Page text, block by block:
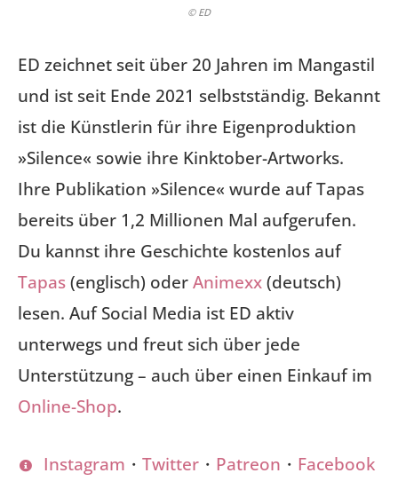
© ED
ED zeichnet seit über 20 Jahren im Mangastil
und ist seit Ende 2021 selbstständig. Bekannt
ist die Künstlerin für ihre Eigenproduktion
»Silence« sowie ihre Kinktober-Artworks.
Ihre Publikation »Silence« wurde auf Tapas
bereits über 1,2 Millionen Mal aufgerufen.
Du kannst ihre Geschichte kostenlos auf
Tapas(englisch) oderAnimexx(deutsch)
lesen. Auf Social Media ist ED aktiv
unterwegs und freut sich über jede
Unterstützung – auch über einen Einkauf im
Online-Shop.
Instagram ・ Twitter ・ Patreon ・ Facebook